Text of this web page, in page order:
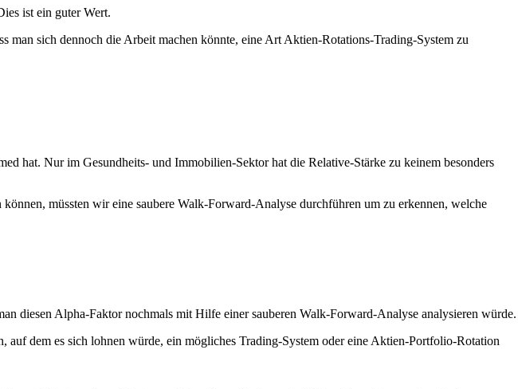
ist ein guter Wert.
man sich dennoch die Arbeit machen könnte, eine Art Aktien-Rotations-Trading-System zu
hat. Nur im Gesundheits- und Immobilien-Sektor hat die Relative-Stärke zu keinem besonders
müssten wir eine saubere Walk-Forward-Analyse durchführen um zu erkennen, welche
diesen Alpha-Faktor nochmals mit Hilfe einer sauberen Walk-Forward-Analyse analysieren würde.
dem es sich lohnen würde, ein mögliches Trading-System oder eine Aktien-Portfolio-Rotation